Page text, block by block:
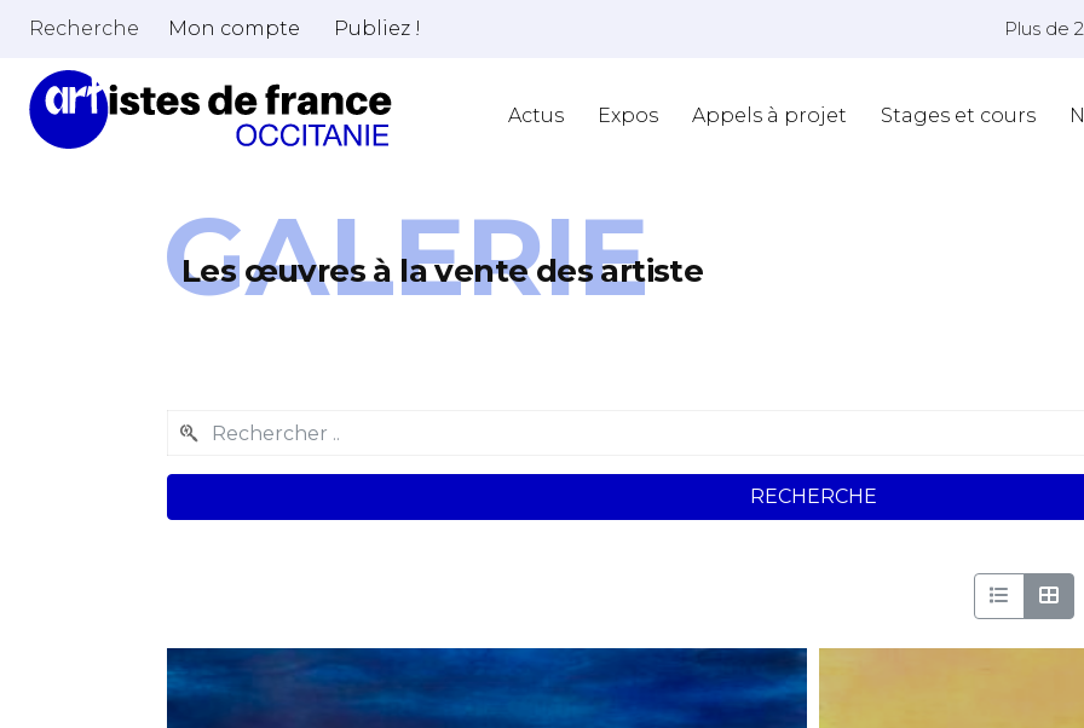
Recherche Mon compte Publiez ! Plus de
Actus Expos Appels à projet Stages et cours
Les œuvres à la vente des artiste
GALERIE
RECHERCHE